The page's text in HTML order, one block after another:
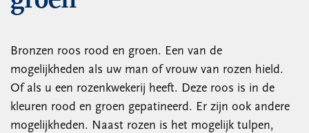
Bronzen roos rood en groen. Een van de
mogelijkheden als uw man of vrouw van rozen hield.
Of als u een rozenkwekerij heeft. Deze roos is in de
kleuren rood en groen gepatineerd. Er zijn ook andere
mogelijkheden. Naast rozen is het mogelijk tulpen,